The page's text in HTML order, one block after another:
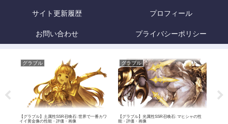
サイト更新履歴 プロフィール
お問い合わせ プライバシーポリシー
グラブル
【グラブル】土属性SSR召喚石: 世界で一番カワ
イイ黄金像の性能・評価・画像
グラブル
【グラブル】光属性SSR召喚石: マヒシャの性
能・評価・画像